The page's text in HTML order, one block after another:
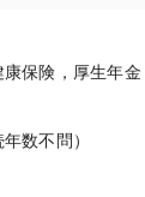
保険，厚生年金
数不問）